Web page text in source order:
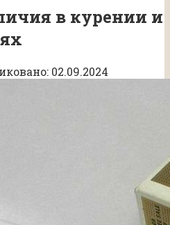
в курении и
02.09.2024